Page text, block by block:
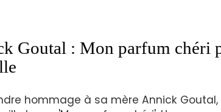
Goutal : Mon parfum chéri
hommage à sa mère Annick Goutal,